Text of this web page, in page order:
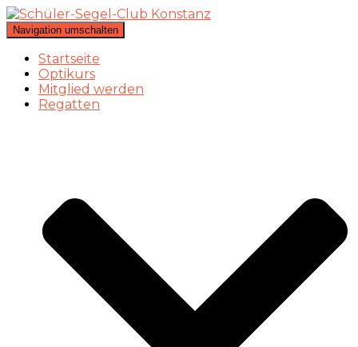
Navigation umschalten
Startseite
Optikurs
Mitglied werden
Regatten